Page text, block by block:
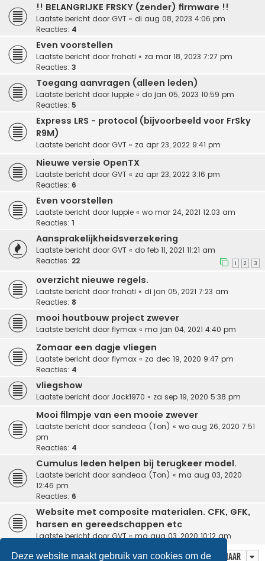
Deze website maakt gebruik van cookies om de
!! BELANGRIJKE FRSKY (zender) firmware !!
Laatste bericht door GVT « di aug 08, 2023 4:06 pm
Reacties: 4
Even voorstellen
Laatste bericht door frahati « za mar 18, 2023 7:27 pm
Reacties: 3
Toegang aanvragen (alleen leden)
Laatste bericht door luppie « do jan 05, 2023 10:59 pm
Reacties: 5
Express LRS - protocol (bijvoorbeeld voor FrSky
R9M)
Laatste bericht door GVT « za apr 23, 2022 9:41 pm
Nieuwe versie OpenTX
Laatste bericht door GVT « za apr 23, 2022 3:16 pm
Reacties: 6
Even voorstellen
Laatste bericht door luppie « wo mar 24, 2021 12:03 am
Reacties: 1
Aansprakelijkheidsverzekering
Laatste bericht door GVT « do feb 11, 2021 11:21 am
Reacties: 22 1 2 3
overzicht nieuwe regels.
Laatste bericht door frahati « di jan 05, 2021 7:23 am
Reacties: 8
mooi houtbouw project zwever
Laatste bericht door flymax « ma jan 04, 2021 4:40 pm
Zomaar een dagje vliegen
Laatste bericht door flymax « za dec 19, 2020 9:47 pm
Reacties: 4
vliegshow
Laatste bericht door Jack1970 « za sep 19, 2020 5:38 pm
Mooi filmpje van een mooie zwever
Laatste bericht door sandeaa (Ton) « wo aug 26, 2020 7:51
pm
Reacties: 4
Cumulus leden helpen bij terugkeer model.
Laatste bericht door sandeaa (Ton) « ma aug 03, 2020
12:46 pm
Reacties: 6
Website met composite materialen. CFK, GFK,
harsen en gereedschappen etc
Laatste bericht doorGVT«ma aug 03, 2020 10:12 am
Ga naar